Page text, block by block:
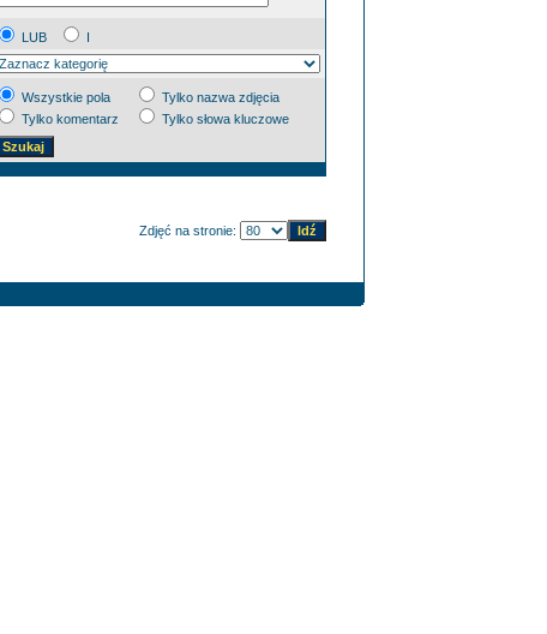
LUB
I
Wszystkie pola
Tylko nazwa zdjęcia
Tylko komentarz
Tylko słowa kluczowe
Zdjęć na stronie: